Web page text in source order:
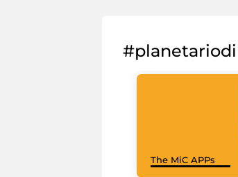
The MiC APPs